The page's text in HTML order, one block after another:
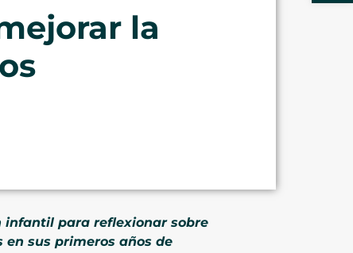
la
infantil para reflexionar sobre
sus primeros años de